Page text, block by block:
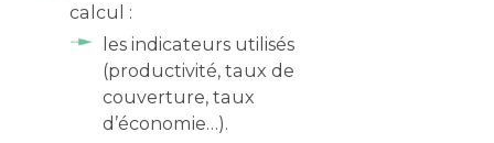
calcul :
les indicateurs utilisés
(productivité, taux de
couverture, taux
d’économie…).